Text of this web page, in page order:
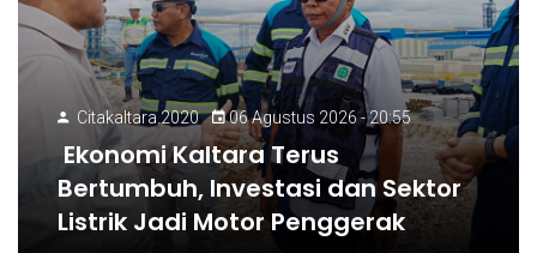
Citakaltara.2020 06 Agustus 2026 - 20:55
Ekonomi Kaltara Terus
Bertumbuh, Investasi dan Sektor
Listrik Jadi Motor Penggerak